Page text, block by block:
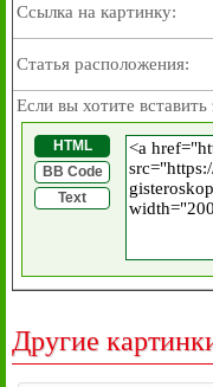
Ссылка на картинку:
Статья расположения:
Если вы хотите
HTML
BB Code
Text
Другие